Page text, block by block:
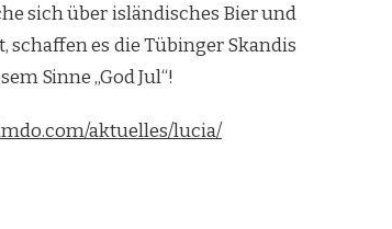
sich über isländisches Bier und
es die Tübinger Skandis
Sinne „God Jul“!
aktuelles/lucia/